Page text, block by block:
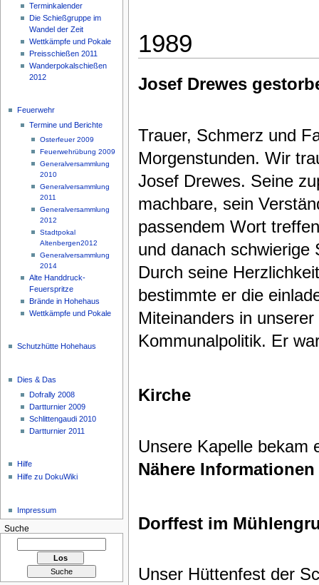
1989
Josef Drewes
Trauer, Schmerz und
Morgenstunden. Wir
Josef Drewes. Seine
machbare, sein
passendem Wort
und danach schwierige
Durch seine
bestimmte er die
Miteinanders in
Kommunalpolitik. Er
Kirche
Unsere Kapelle bekam
Nähere
Dorffest im
Unser Hüttenfest der
Terminkalender
Die Schießgruppe im
Wandel der Zeit
Wettkämpfe und Pokale
Preisschießen 2011
Wanderpokalschießen
2012
Feuerwehr
Termine und Berichte
Osterfeuer 2009
Feuerwehrübung 2009
Generalversammlung
2010
Generalversammlung
2011
Generalversammlung
2012
Stadtpokal
Altenbergen2012
Generalversammlung
2014
Alte Handdruck-
Feuerspritze
Brände in Hohehaus
Wettkämpfe und Pokale
Schutzhütte Hohehaus
Dies & Das
Dofrally 2008
Dartturnier 2009
Schlittengaudi 2010
Dartturnier 2011
Hilfe
Hilfe zu DokuWiki
Impressum
Suche